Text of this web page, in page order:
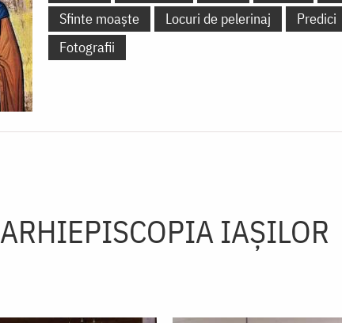
Sfinte moaște
Locuri de pelerinaj Predici
Fotografii
ARHIEPISCOPIA IAŞILOR